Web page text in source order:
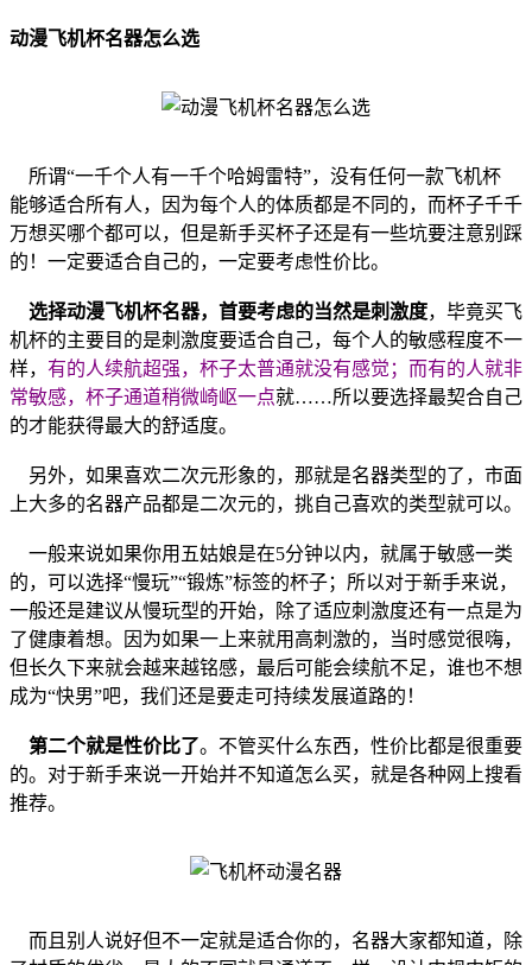
动漫飞机杯名器怎么选
所谓“一千个人有一千个哈姆雷特”，没有任何一款飞机杯
能够适合所有人，因为每个人的体质都是不同的，而杯子千千
万想买哪个都可以，但是新手买杯子还是有一些坑要注意别踩
的！一定要适合自己的，一定要考虑性价比。
选择动漫飞机杯名器，首要考虑的当然是刺激度，毕竟买飞
机杯的主要目的是刺激度要适合自己，每个人的敏感程度不一
样， 有的人续航超强，杯子太普通就没有感觉；而有的人就非
常敏感，杯子通道稍微崎岖一点就……所以要选择最契合自己
的才能获得最大的舒适度。
另外，如果喜欢二次元形象的，那就是名器类型的了，市面
上大多的名器产品都是二次元的，挑自己喜欢的类型就可以。
一般来说如果你用五姑娘是在5分钟以内，就属于敏感一类
的，可以选择“慢玩”“锻炼”标签的杯子；所以对于新手来说，
一般还是建议从慢玩型的开始，除了适应刺激度还有一点是为
了健康着想。因为如果一上来就用高刺激的，当时感觉很嗨，
但长久下来就会越来越铭感，最后可能会续航不足，谁也不想
成为“快男”吧，我们还是要走可持续发展道路的！
第二个就是性价比了。不管买什么东西，性价比都是很重要
的。对于新手来说一开始并不知道怎么买，就是各种网上搜看
推荐。
而且别人说好但不一定就是适合你的，名器大家都知道，除